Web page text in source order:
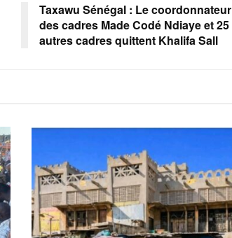
Taxawu Sénégal : Le coordonnateur
des cadres Made Codé Ndiaye et 25
autres cadres quittent Khalifa Sall